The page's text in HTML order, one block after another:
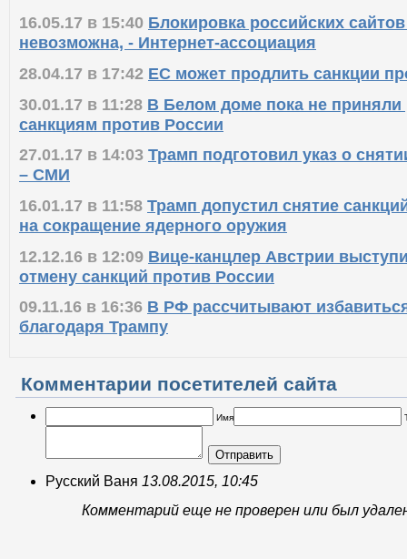
16.05.17 в 15:40 Блокировка российских
невозможна, - Интернет-ассоциация
28.04.17 в 17:42 ЕС может продлить санкции
30.01.17 в 11:28 В Белом доме пока не
санкциям против России
27.01.17 в 14:03 Трамп подготовил указ о
– СМИ
16.01.17 в 11:58 Трамп допустил снятие
на сокращение ядерного оружия
12.12.16 в 12:09 Вице-канцлер Австрии
отмену санкций против России
09.11.16 в 16:36 В РФ рассчитывают
благодаря Трампу
Комментарии посетителей сайта
Имя
Отправить
Русский Ваня 13.08.2015, 10:45
Комментарий еще не проверен или был